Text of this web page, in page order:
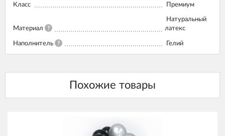
Класс Премиум
Материал ?
Натуральный
латекс
Наполнитель ? Гелий